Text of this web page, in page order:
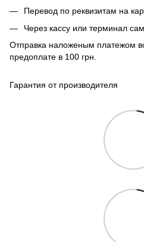
Перевод по реквизитам на
Через кассу или терминал
Отправка наложеным платежом
предоплате в 100 грн.
Гарантия от производителя